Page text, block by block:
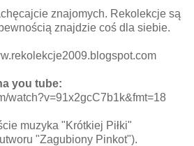
znajomych. Rekolekcje są
znajdzie coś dla siebie.
you tube:
watch?v=91x2gcC7b1k&fmt=18
muzyka "Krótkiej Piłki"
"Zagubiony Pinkot").